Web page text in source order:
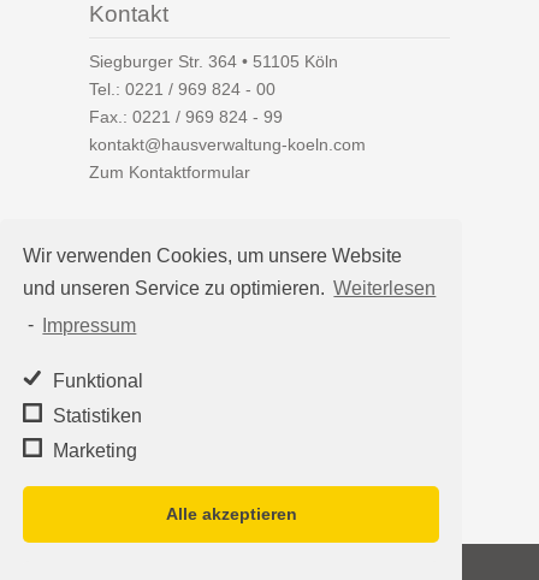
Wir verwenden Cookies, um unsere Website
und unseren Service zu optimieren. Weiterlesen
-
Impressum
Funktional
Statistiken
Marketing
Alle akzeptieren
Kontakt
Siegburger Str. 364 • 51105 Köln
Tel.: 0221 / 969 824 - 00
Fax.: 0221 / 969 824 - 99
kontakt@hausverwaltung-koeln.com
Zum Kontaktformular
Auf einen Blick
Hausverwaltung Köln
Immobilienverwaltung Köln
WEG-Verwaltung
Mietverwaltung
Team